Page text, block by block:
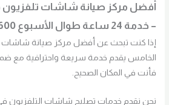
أفضل مركز صيانة شاشات تلفزيون
– خدمة 24 ساعة طوال الأسبوع 01024856600
إذا كنت تبحث عن أفضل مركز صيانة شاشات
الخامس يقدم خدمة سريعة واحترافية مع
فأنت في المكان الصحيح.